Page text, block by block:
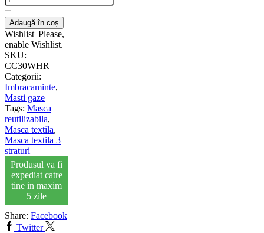
Adaugă în coș
Wishlist Please,
enable Wishlist.
SKU:
CC30WHR
Categorii:
Imbracaminte,
Masti gaze
Tags: Masca
reutilizabila,
Masca textila,
Masca textila 3
straturi
Produsul va fi
expediat catre
tine in maxim
5 zile
Share: Facebook
Twitter